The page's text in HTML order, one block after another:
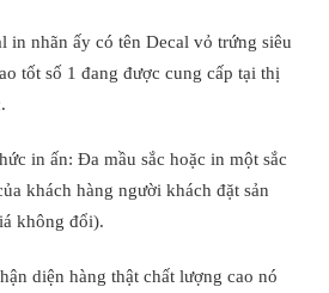
in nhãn ấy có tên Decal vỏ trứng siêu
tốt số 1 đang được cung cấp tại thị
in ấn: Đa mầu sắc hoặc in một sắc
khách hàng người khách đặt sản
không đổi).
diện hàng thật chất lượng cao nó